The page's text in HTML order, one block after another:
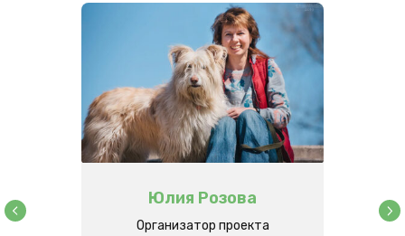
Юлия Розова
Организатор проекта